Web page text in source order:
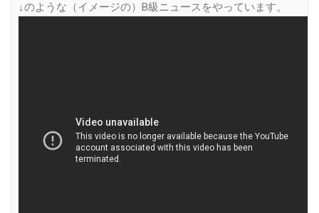
↓のような（イメージの）B級ニュースをやっています。